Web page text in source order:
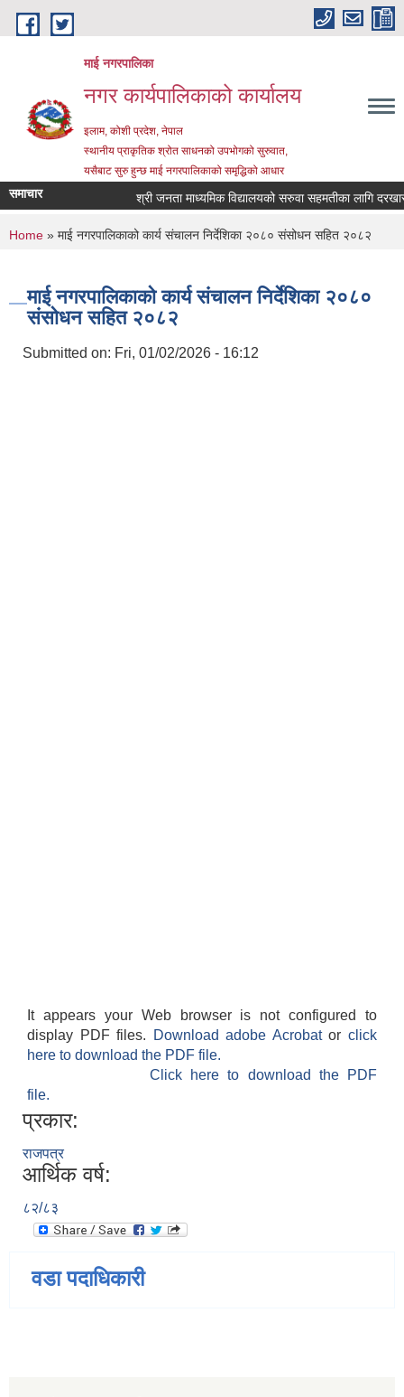
Skip to main content
माई नगरपालिका
नगर कार्यपालिकाको कार्यालय
इलाम, कोशी प्रदेश, नेपाल
स्थानीय प्राकृतिक श्रोत साधनको उपभोगको सुरुवात,
यसैबाट सुरु हुन्छ माई नगरपालिकाको समृद्धिको आधार
समाचार श्री जनता माध्यमिक विद्यालयको सरुवा सहमतीका लागि दरखास्त
You are here
Home » माई नगरपालिकाको कार्य संचालन निर्देशिका २०८० संसोधन सहित २०८२
माई नगरपालिकाको कार्य संचालन निर्देशिका २०८०
संसोधन सहित २०८२
Submitted on: Fri, 01/02/2026 - 16:12
It appears your Web browser is not configured to
display PDF files.
Download adobe Acrobatorclick
here to download the PDF file.
Click here to download the PDF
file.
प्रकार:
राजपत्र
आर्थिक वर्ष:
८२/८३
वडा पदाधिकारी